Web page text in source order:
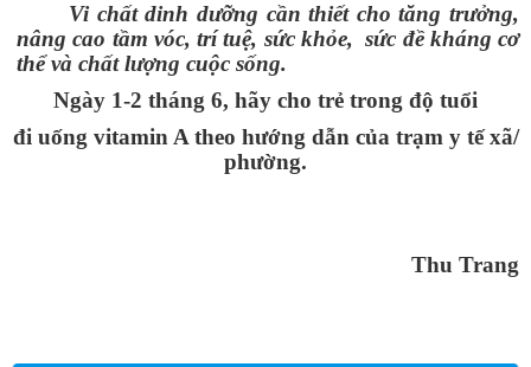
Vi chất dinh dưỡng cần thiết cho tăng trưởng,
nâng cao tầm vóc, trí tuệ, sức khỏe, sức đề kháng cơ
thể và chất lượng cuộc sống.
Ngày 1-2 tháng 6, hãy cho trẻ trong độ tuổi
đi uống vitamin A theo hướng dẫn của trạm y tế xã/
phường.
Thu Trang